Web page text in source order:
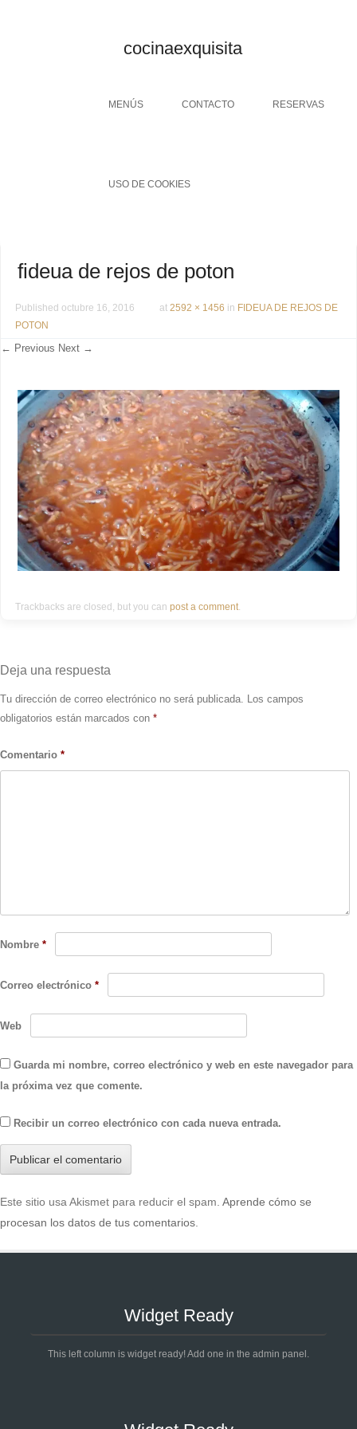
cocinaexquisita
Menu
SKIP TO CONTENT
MENÚS CONTACTO RESERVAS
USO DE COOKIES
fideua de rejos de poton
Published octubre 16, 2016 at 2592 × 1456 in FIDEUA DE REJOS DE
POTON
← Previous Next →
Trackbacks are closed, but you can post a comment
Deja una respuesta
Tu dirección de correo electrónico no será publicada. Los campos
obligatorios están marcados con *
Comentario *
Nombre *
Correo electrónico *
Web
Guarda mi nombre, correo electrónico y web en este navegador para
la próxima vez que comente.
Recibir un correo electrónico con cada nueva entrada.
Este sitio usa Akismet para reducir el spam. Aprende cómo se
procesan los datos de tus comentarios
Widget Ready
This left column is widget ready! Add one in the admin panel.